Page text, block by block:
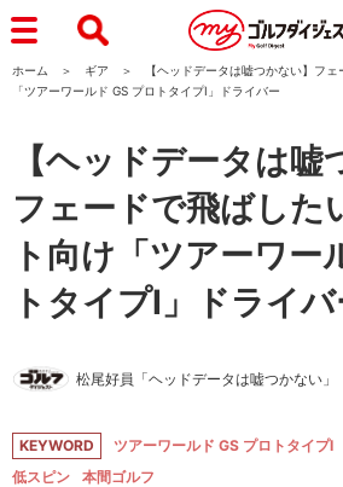
ホーム ギア
【ヘッドデータは嘘つかない】フ
「ツアーワールド GS プロトタイプⅠ」ドライバー
【ヘッドデータは嘘
フェードで飛ばした
ト向け「ツアーワー
トタイプⅠ」ドライ
松尾好員「ヘッドデータは嘘つかない」
KEYWORD ツアーワールド GS プロトタイプⅠ
低スピン
本間ゴルフ